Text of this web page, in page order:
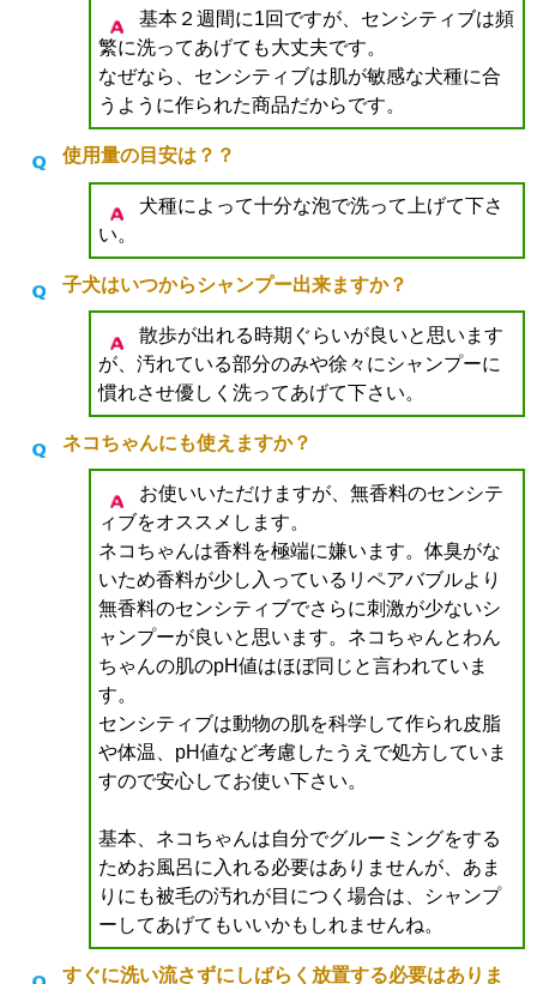
基本２週間に1回ですが、センシティブは頻
繁に洗ってあげても大丈夫です。
なぜなら、センシティブは肌が敏感な犬種に合
うように作られた商品だからです。
使用量の目安は？？
犬種によって十分な泡で洗って上げて下さ
い。
子犬はいつからシャンプー出来ますか？
散歩が出れる時期ぐらいが良いと思います
が、汚れている部分のみや徐々にシャンプーに
慣れさせ優しく洗ってあげて下さい。
ネコちゃんにも使えますか？
お使いいただけますが、無香料のセンシテ
ィブをオススメします。
ネコちゃんは香料を極端に嫌います。体臭がな
いため香料が少し入っているリペアバブルより
無香料のセンシティブでさらに刺激が少ないシ
ャンプーが良いと思います。ネコちゃんとわん
ちゃんの肌のpH値はほぼ同じと言われていま
す。
センシティブは動物の肌を科学して作られ皮脂
や体温、pH値など考慮したうえで処方していま
すので安心してお使い下さい。
基本、ネコちゃんは自分でグルーミングをする
ためお風呂に入れる必要はありませんが、あま
りにも被毛の汚れが目につく場合は、シャンプ
ーしてあげてもいいかもしれませんね。
すぐに洗い流さずにしばらく放置する必要はありま